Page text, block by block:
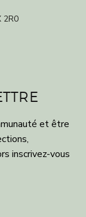
2R0
et être
inscrivez-vous